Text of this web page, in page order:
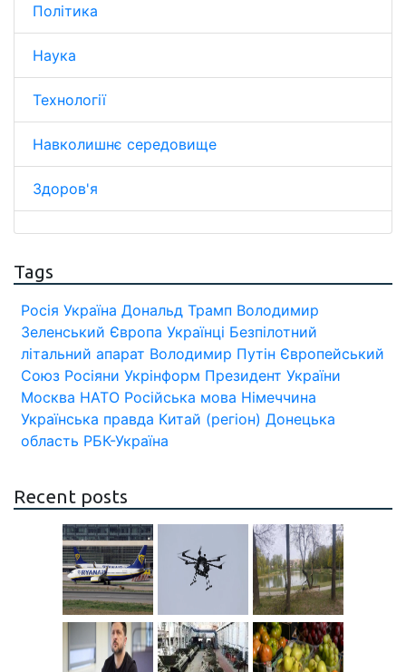
Політика
Наука
Технології
Навколишнє середовище
Здоров'я
Tags
Росія Україна Дональд Трамп Володимир
Зеленський Європа Українці Безпілотний
літальний апарат Володимир Путін Європейський
Союз Росіяни Укрінформ Президент України
Москва НАТО Російська мова Німеччина
Українська правда Китай (регіон) Донецька
область РБК-Україна
Recent posts